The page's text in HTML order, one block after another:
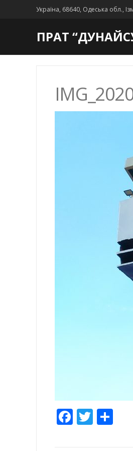
Україна, 68640, Одеська обл.,
ПРАТ
Facebook